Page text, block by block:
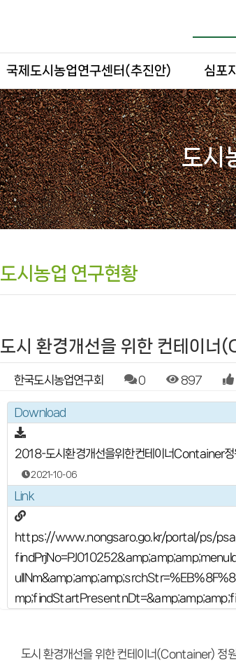
국제도시농업연구센터(추진안) 심포
도시
도시농업 연구현황
도시 환경개선을 위한 컨테이
한국도시농업연구회 0 897
Download
2018-도시환경개선을위한컨테이너Container
2021-10-06
Link
https://www.nongsaro.go.kr/portal/ps/
도시 환경개선을 위한 컨테이너(Container) 정